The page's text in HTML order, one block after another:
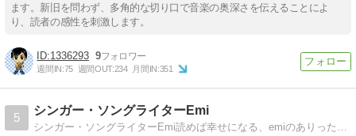
ます。新旧を問わず、多角的な切り口で音楽の奥深さを伝えることによ
り、読者の感性を刺激します。
1336293 9
週間IN:75 週間OUT:234 月間IN:351
5
シンガー・ソングライターEmi
シンガー・ソングライターEmi読めば幸せになる、emiのありったけ日記